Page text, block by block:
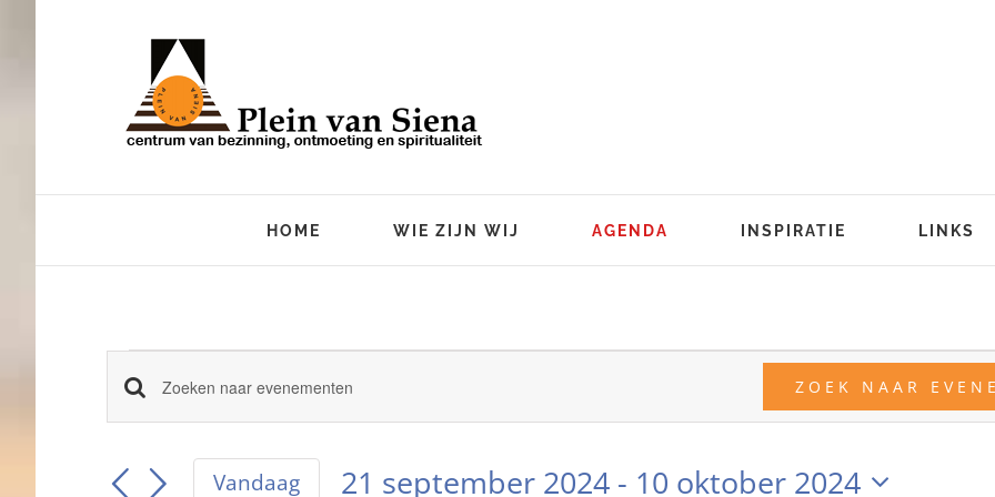
HOME WIE ZIJN WIJ AGENDA INSPIRATIE LINKS
Evenementen
Evenementen
Zoeken
Vul
een
in.
ZOEK NAAR
Vandaag 21 september 2024 - 10 oktober 2024